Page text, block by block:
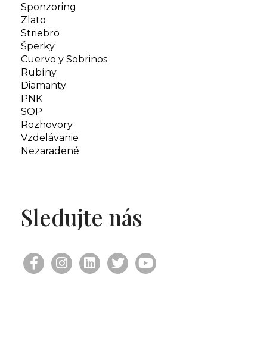
Sponzoring
Zlato
Striebro
Šperky
Cuervo y Sobrinos
Rubíny
Diamanty
PNK
SOP
Rozhovory
Vzdelávanie
Nezaradené
Sledujte nás